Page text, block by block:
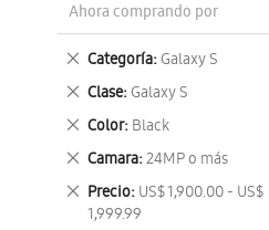
Ahora comprando por
Categoría Galaxy S
Eliminar
este
artículo
Clase Galaxy S
Eliminar
este
artículo
Color Black
Eliminar
este
artículo
Camara 24MP o más
Eliminar
este
artículo
Precio US$ 1,900.00 - US$
1,999.99
Eliminar
este